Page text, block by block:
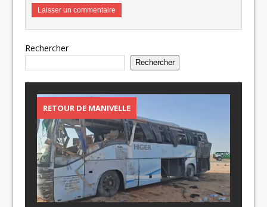
Rechercher
Rechercher
RETOUR DE MANIVELLE